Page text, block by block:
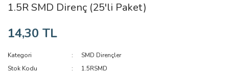
1.5R SMD Direnç (25'li Paket)
14,30 TL
Kategori
SMD Dirençler
Stok Kodu
1.5RSMD